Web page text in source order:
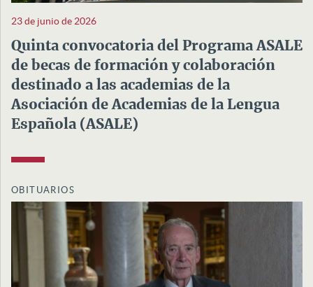
23 de junio de 2026
Quinta convocatoria del Programa ASALE
de becas de formación y colaboración
destinado a las academias de la
Asociación de Academias de la Lengua
Española (ASALE)
OBITUARIOS